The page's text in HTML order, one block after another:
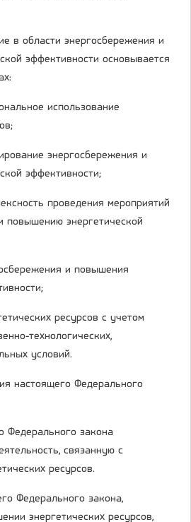
в области энергосбережения и
эффективности основывается
использование
энергосбережения и
эффективности;
проведения мероприятий
повышению энергетической
и повышения
ресурсов с учетом
технологических,
условий.
настоящего Федерального
Федерального закона
связанную с
ресурсов.
Федерального закона,
энергетических ресурсов,